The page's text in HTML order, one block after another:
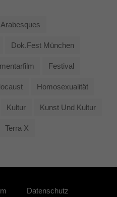
Arabesques
Dok.fest München
Festival
Homosexualität
Kultur Kunst Und Kultur
Terra X
Datenschutz